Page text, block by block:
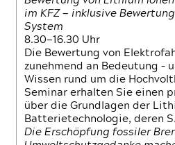
im KFZ — inklusive Bewertung
System
8.30—16.30 Uhr
Die Bewertung von
zunehmend an Bedeutung –
Wissen rund um die
Seminar erhalten Sie einen
über die Grundlagen der
Batterietechnologie, deren
Die Erschöpfung fossiler